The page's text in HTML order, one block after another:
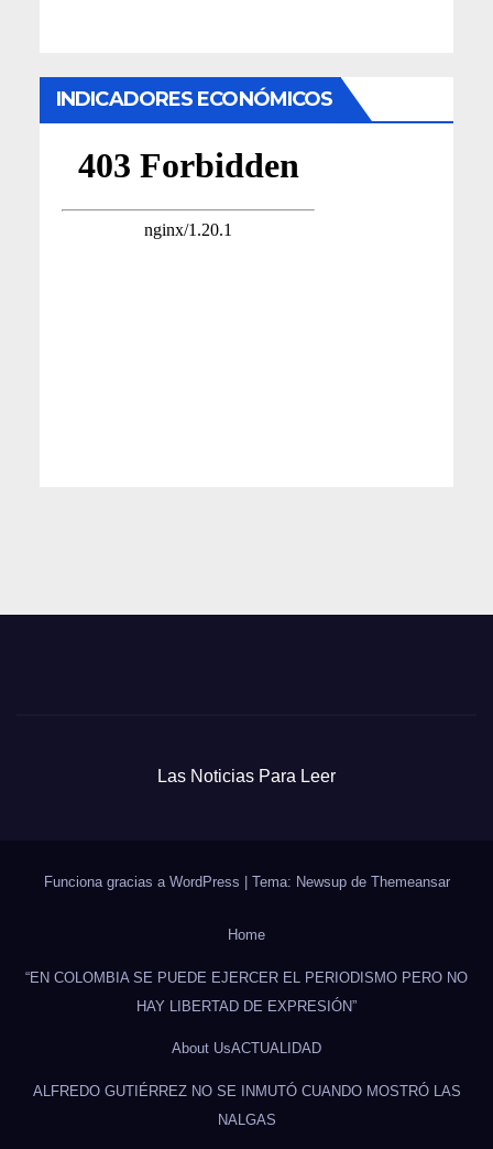
INDICADORES ECONÓMICOS
Las Noticias Para Leer
Funciona gracias a WordPress | Tema: Newsup de Themeansar
Home
“EN COLOMBIA SE PUEDE EJERCER EL PERIODISMO PERO NO
HAY LIBERTAD DE EXPRESIÓN”
About UsACTUALIDAD
ALFREDO GUTIÉRREZ NO SE INMUTÓ CUANDO MOSTRÓ LAS
NALGAS